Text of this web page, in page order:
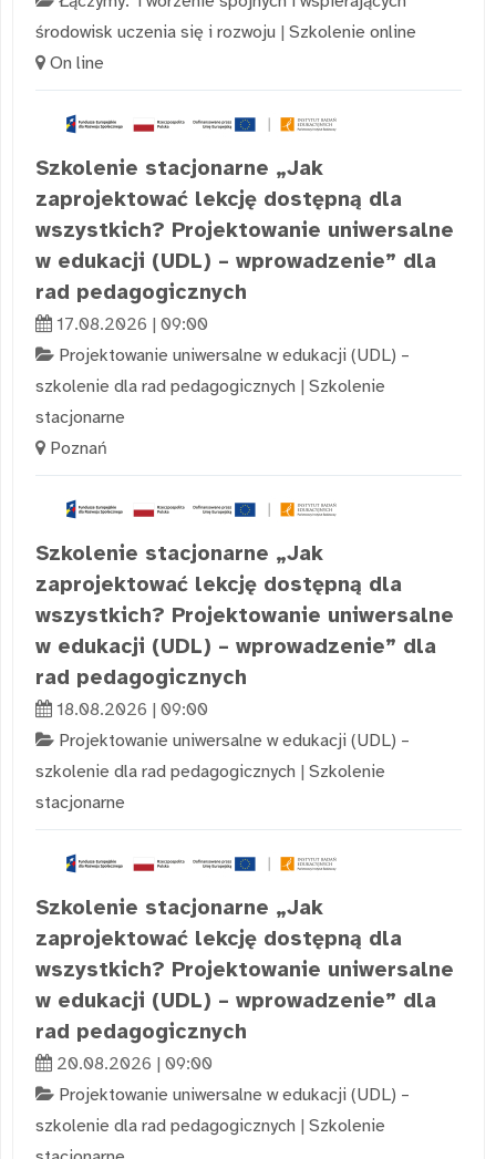
środowisk uczenia się i rozwoju | Szkolenie online
On line
Szkolenie stacjonarne „Jak
zaprojektować lekcję dostępną dla
wszystkich? Projektowanie uniwersalne
w edukacji (UDL) – wprowadzenie” dla
rad pedagogicznych
17.08.2026 | 09:00
Projektowanie uniwersalne w edukacji (UDL) –
szkolenie dla rad pedagogicznych | Szkolenie
stacjonarne
Poznań
Szkolenie stacjonarne „Jak
zaprojektować lekcję dostępną dla
wszystkich? Projektowanie uniwersalne
w edukacji (UDL) – wprowadzenie” dla
rad pedagogicznych
18.08.2026 | 09:00
Projektowanie uniwersalne w edukacji (UDL) –
szkolenie dla rad pedagogicznych | Szkolenie
stacjonarne
Szkolenie stacjonarne „Jak
zaprojektować lekcję dostępną dla
wszystkich? Projektowanie uniwersalne
w edukacji (UDL) – wprowadzenie” dla
rad pedagogicznych
20.08.2026 | 09:00
Projektowanie uniwersalne w edukacji (UDL) –
szkolenie dla rad pedagogicznych | Szkolenie